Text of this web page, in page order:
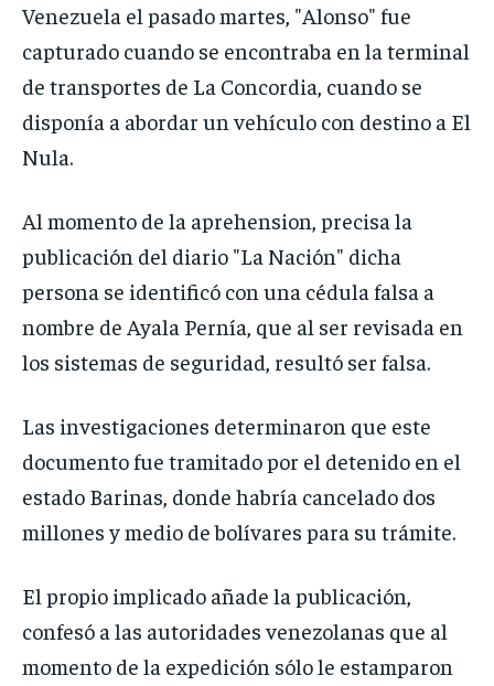
Venezuela el pasado martes, "Alonso" fue
capturado cuando se encontraba en la terminal
de transportes de La Concordia, cuando se
disponía a abordar un vehículo con destino a El
Nula.
Al momento de la aprehension, precisa la
publicación del diario "La Nación" dicha
persona se identificó con una cédula falsa a
nombre de Ayala Pernía, que al ser revisada en
los sistemas de seguridad, resultó ser falsa.
Las investigaciones determinaron que este
documento fue tramitado por el detenido en el
estado Barinas, donde habría cancelado dos
millones y medio de bolívares para su trámite.
El propio implicado añade la publicación,
confesó a las autoridades venezolanas que al
momento de la expedición sólo le estamparon